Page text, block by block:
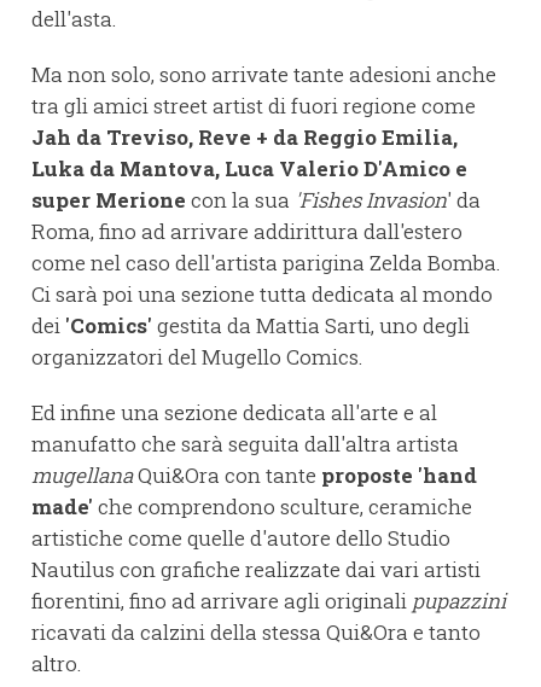
dell'asta.
Ma non solo, sono arrivate tante adesioni anche
tra gli amici street artist di fuori regione come
Jah da Treviso, Reve + da Reggio Emilia,
Luka da Mantova, Luca Valerio D'Amico e
super Merione con la sua 'Fishes Invasion' da
Roma, fino ad arrivare addirittura dall'estero
come nel caso dell'artista parigina Zelda Bomba.
Ci sarà poi una sezione tutta dedicata al mondo
dei 'Comics' gestita da Mattia Sarti, uno degli
organizzatori del Mugello Comics.
Ed infine una sezione dedicata all'arte e al
manufatto che sarà seguita dall'altra artista
mugellanaQui&Ora con tante proposte 'hand
made' che comprendono sculture, ceramiche
artistiche come quelle d'autore dello Studio
Nautilus con grafiche realizzate dai vari artisti
fiorentini, fino ad arrivare agli originali pupazzini
ricavati da calzini della stessa Qui&Ora e tanto
altro.